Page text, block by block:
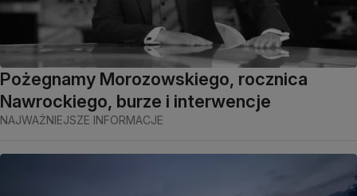
Pożegnamy Morozowskiego, rocznica
Nawrockiego, burze i interwencje
NAJWAŻNIEJSZE INFORMACJE